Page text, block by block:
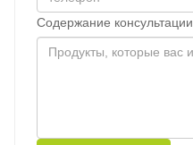
Содержание консультации